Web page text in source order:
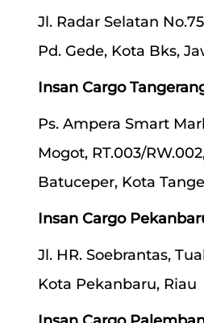
Jl. Radar Selatan
Pd. Gede, Kota Bks,
Insan Cargo
Ps. Ampera Smart
Mogot, RT.003/
Batuceper, Kota
Insan Cargo
Jl. HR. Soebrantas,
Kota Pekanbaru, Riau